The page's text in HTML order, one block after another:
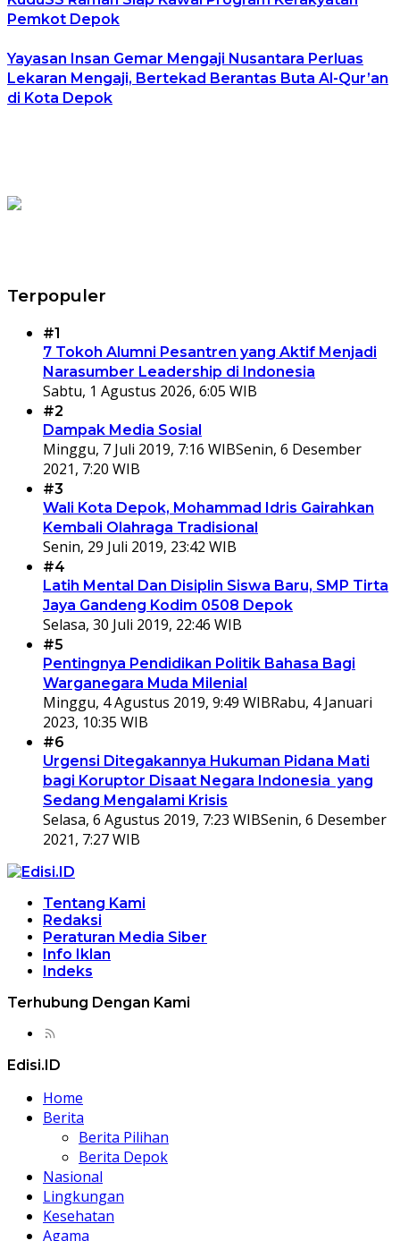
Pemkot Depok
Yayasan Insan Gemar Mengaji Nusantara Perluas
Lekaran Mengaji, Bertekad Berantas Buta Al-Qur’an
di Kota Depok
Terpopuler
#1
7 Tokoh Alumni Pesantren yang Aktif Menjadi
Narasumber Leadership di Indonesia
Sabtu, 1 Agustus 2026, 6:05 WIB
#2
Dampak Media Sosial
Minggu, 7 Juli 2019, 7:16 WIBSenin, 6 Desember
2021, 7:20 WIB
#3
Wali Kota Depok, Mohammad Idris Gairahkan
Kembali Olahraga Tradisional
Senin, 29 Juli 2019, 23:42 WIB
#4
Latih Mental Dan Disiplin Siswa Baru, SMP Tirta
Jaya Gandeng Kodim 0508 Depok
Selasa, 30 Juli 2019, 22:46 WIB
#5
Pentingnya Pendidikan Politik Bahasa Bagi
Warganegara Muda Milenial
Minggu, 4 Agustus 2019, 9:49 WIBRabu, 4 Januari
2023, 10:35 WIB
#6
Urgensi Ditegakannya Hukuman Pidana Mati
bagi Koruptor Disaat Negara Indonesia yang
Sedang Mengalami Krisis
Selasa, 6 Agustus 2019, 7:23 WIBSenin, 6 Desember
2021, 7:27 WIB
Tentang Kami
Redaksi
Peraturan Media Siber
Info Iklan
Indeks
Terhubung Dengan Kami
Edisi.ID
Home
Berita
Berita Pilihan
Berita Depok
Nasional
Lingkungan
Kesehatan
Agama